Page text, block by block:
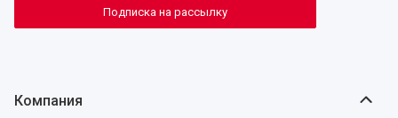
Подписка на рассылку
Компания